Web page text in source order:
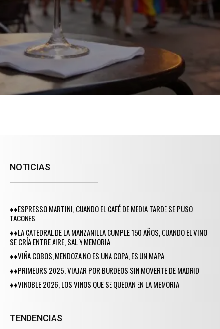
NOTICIAS
♦♦ESPRESSO MARTINI, CUANDO EL CAFÉ DE MEDIA TARDE SE PUSO
TACONES
♦♦LA CATEDRAL DE LA MANZANILLA CUMPLE 150 AÑOS, CUANDO EL VINO
SE CRÍA ENTRE AIRE, SAL Y MEMORIA
♦♦VIÑA COBOS, MENDOZA NO ES UNA COPA, ES UN MAPA
♦♦PRIMEURS 2025, VIAJAR POR BURDEOS SIN MOVERTE DE MADRID
♦♦VINOBLE 2026, LOS VINOS QUE SE QUEDAN EN LA MEMORIA
TENDENCIAS